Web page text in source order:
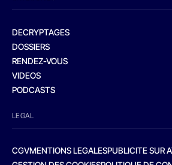
DECRYPTAGES
DOSSIERS
RENDEZ-VOUS
VIDEOS
PODCASTS
LEGAL
CGVMENTIONS LEGALESPUBLICITE SUR